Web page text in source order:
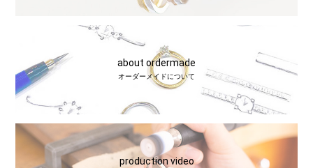
about ordermade
オーダーメイドについて
production video